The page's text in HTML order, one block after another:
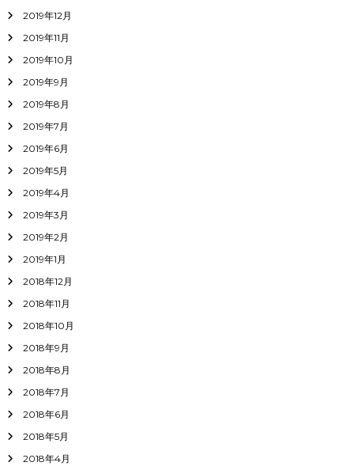
2019年12月
2019年11月
2019年10月
2019年9月
2019年8月
2019年7月
2019年6月
2019年5月
2019年4月
2019年3月
2019年2月
2019年1月
2018年12月
2018年11月
2018年10月
2018年9月
2018年8月
2018年7月
2018年6月
2018年5月
2018年4月